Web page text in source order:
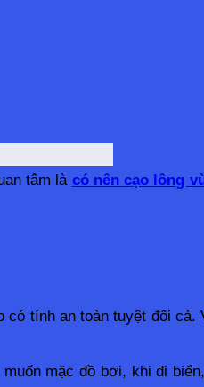
tâm là có nên cạo lông
tính an toàn tuyệt đối cả.
mặc đồ bơi, khi đi